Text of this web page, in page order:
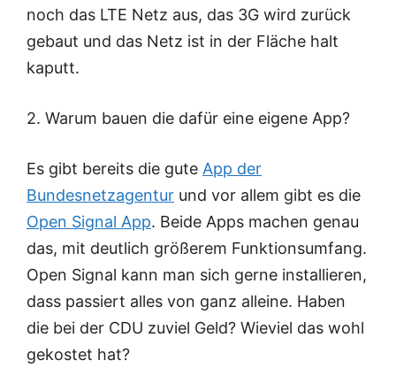
noch das LTE Netz aus, das 3G wird zurück
gebaut und das Netz ist in der Fläche halt
kaputt.
2. Warum bauen die dafür eine eigene App?
Es gibt bereits die gute App der
Bundesnetzagentur und vor allem gibt es die
Open Signal App. Beide Apps machen genau
das, mit deutlich größerem Funktionsumfang.
Open Signal kann man sich gerne installieren,
dass passiert alles von ganz alleine. Haben
die bei der CDU zuviel Geld? Wieviel das wohl
gekostet hat?